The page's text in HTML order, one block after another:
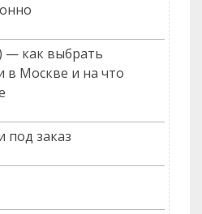
— как выбрать
в Москве и на что
под заказ